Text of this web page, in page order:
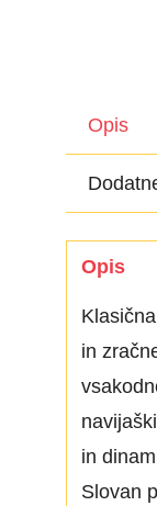
Opis
Opis
in
in
Slovan